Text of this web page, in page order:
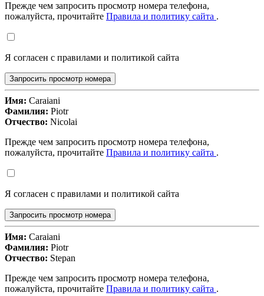
Прежде чем запросить просмотр номера телефона,
пожалуйста, прочитайте Правила и политику сайта .
Я согласен с правилами и политикой сайта
Запросить просмотр номера
Имя: Caraiani
Фамилия: Piotr
Отчество: Nicolai
Прежде чем запросить просмотр номера телефона,
пожалуйста, прочитайте Правила и политику сайта .
Я согласен с правилами и политикой сайта
Запросить просмотр номера
Имя: Caraiani
Фамилия: Piotr
Отчество: Stepan
Прежде чем запросить просмотр номера телефона,
пожалуйста, прочитайте Правила и политику сайта .